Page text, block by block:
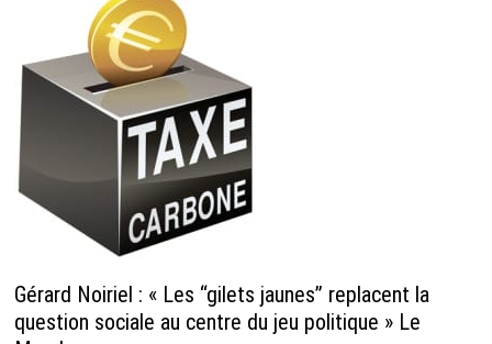
Gérard Noiriel : « Les “gilets jaunes” replacent la
question sociale au centre du jeu politique » Le